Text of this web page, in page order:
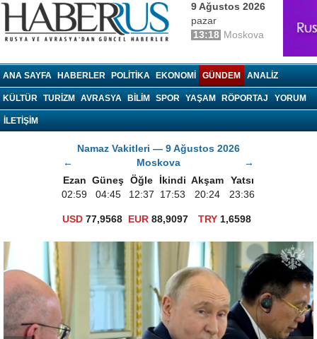
9 Ağustos 2026
pazar
13:18 Moskova
ANA SAYFA HABERLER POLITIKA EKONOMI GÜNDEM ANALIZ
KÜLTÜR TURIZM AVRASYA BILIM SPOR YAŞAM RÖPORTAJ YORUM
İLETİŞİM
Namaz Vakitleri — 9 Ağustos 2026
←
Moskova
→
Ezan Güneş Öğle İkindi Akşam
Yatsı
02:59
04:45 12:37 17:53 20:24 23:36
USD 77,9568 EUR 88,9097 TRY1,6598